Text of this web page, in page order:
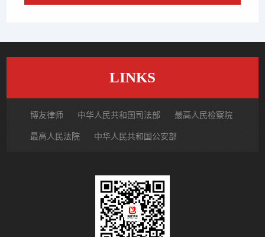
LINKS
博友律师 中华人民共和国司法部 最高人民检察院
最高人民法院 中华人民共和国公安部
北京市朝阳区律师协会 中国裁判文书网